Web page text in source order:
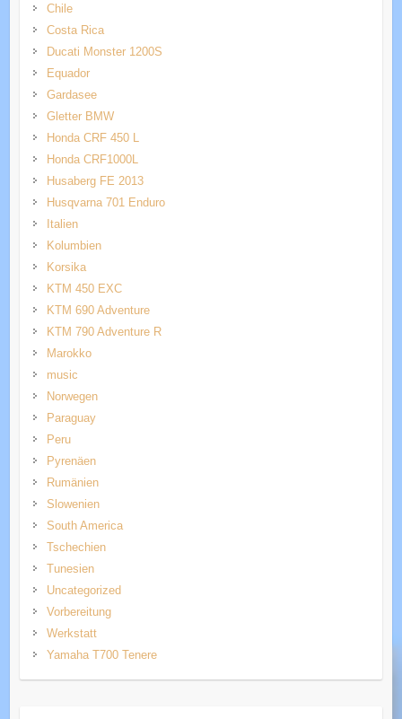
Chile
Costa Rica
Ducati Monster 1200S
Equador
Gardasee
Gletter BMW
Honda CRF 450 L
Honda CRF1000L
Husaberg FE 2013
Husqvarna 701 Enduro
Italien
Kolumbien
Korsika
KTM 450 EXC
KTM 690 Adventure
KTM 790 Adventure R
Marokko
music
Norwegen
Paraguay
Peru
Pyrenäen
Rumänien
Slowenien
South America
Tschechien
Tunesien
Uncategorized
Vorbereitung
Werkstatt
Yamaha T700 Tenere